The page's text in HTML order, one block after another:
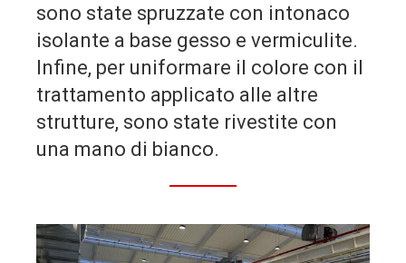
sono state spruzzate con intonaco
isolante a base gesso e vermiculite.
Infine, per uniformare il colore con il
trattamento applicato alle altre
strutture, sono state rivestite con
una mano di bianco.